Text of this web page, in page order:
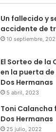
Un fallecido y
accidente de
10 septiembre,
El Sorteo de la
en la puerta
Dos Hermanas
5 abril, 2023
Toni Calancha
Dos Hermanas
25 julio, 2022